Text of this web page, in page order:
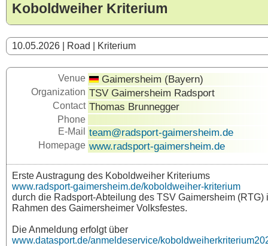
Koboldweiher Kriterium
10.05.2026 | Road | Kriterium
Venue Gaimersheim (Bayern)
Organization TSV Gaimersheim Radsport
Contact Thomas Brunnegger
Phone
E-Mail
team@radsport-gaimersheim.de
Homepage www.radsport-gaimersheim.de
Erste Austragung des Koboldweiher Kriteriums
www.radsport-gaimersheim.de/koboldweiher-kriterium
durch die Radsport-Abteilung des TSV Gaimersheim (RTG)
Rahmen des Gaimersheimer Volksfestes.
Die Anmeldung erfolgt über
www.datasport.de/anmeldeservice/